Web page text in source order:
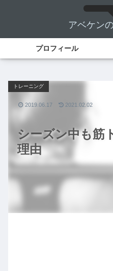
アベケン
プロフィール
シーズン中も筋
理由
トレーニング
2019.06.17 2021.02.02